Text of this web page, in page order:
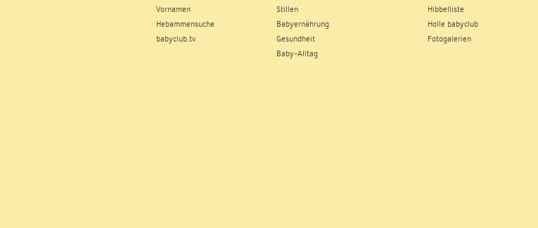
Vornamen
Hebammensuche
babyclub.tv
Stillen
Babyernährung
Gesundheit
Baby-Alltag
Hibbelliste
Holle babyclub
Fotogalerien